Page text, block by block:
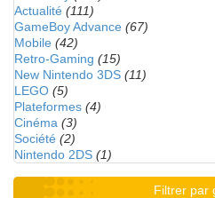
Actualité (111)
GameBoy Advance (67)
Mobile (42)
Retro-Gaming (15)
New Nintendo 3DS (11)
LEGO (5)
Plateformes (4)
Cinéma (3)
Société (2)
Nintendo 2DS (1)
Filtrer par